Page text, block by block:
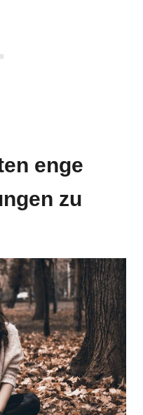
enge
zu